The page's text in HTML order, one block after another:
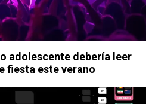
adolescente debería leer
fiesta este verano